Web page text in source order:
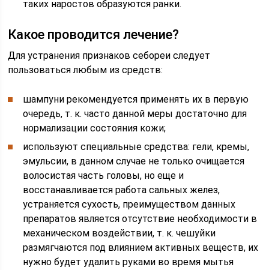
таких наростов образуются ранки.
Какое проводится лечение?
Для устранения признаков себореи следует
пользоваться любым из средств:
шампуни рекомендуется применять их в первую
очередь, т. к. часто данной меры достаточно для
нормализации состояния кожи;
используют специальные средства: гели, кремы,
эмульсии, в данном случае не только очищается
волосистая часть головы, но еще и
восстанавливается работа сальных желез,
устраняется сухость, преимуществом данных
препаратов является отсутствие необходимости в
механическом воздействии, т. к. чешуйки
размягчаются под влиянием активных веществ, их
нужно будет удалить руками во время мытья